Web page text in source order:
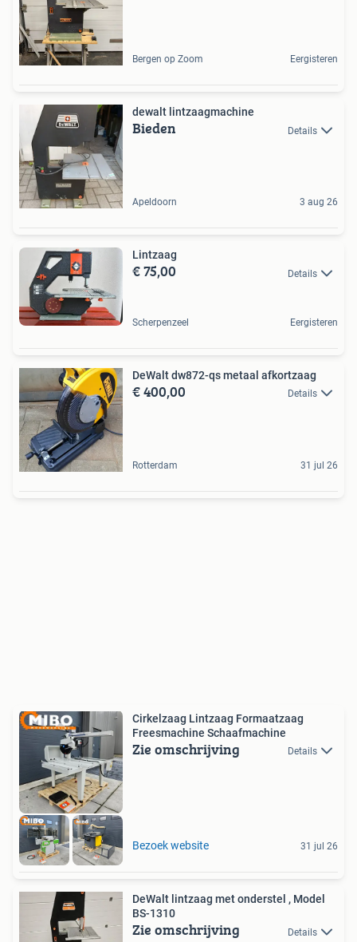
Bergen op Zoom Eergisteren
dewalt lintzaagmachine
Bieden Details
Apeldoorn 3 aug 26
Lintzaag
€ 75,00 Details
Scherpenzeel Eergisteren
DeWalt dw872-qs metaal afkortzaag
€ 400,00 Details
Rotterdam 31 jul 26
Cirkelzaag Lintzaag Formaatzaag
Freesmachine Schaafmachine
Zie omschrijving Details
Bezoek website 31 jul 26
DeWalt lintzaag met onderstel , Model
BS-1310
Zie omschrijving Details